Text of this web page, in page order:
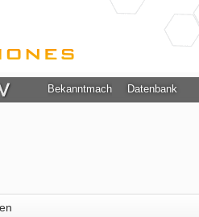
Bekanntmachung Datenbank